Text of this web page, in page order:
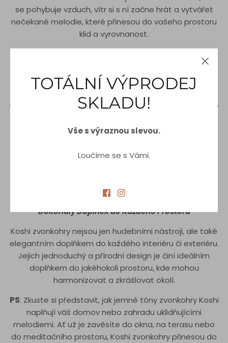
se pohybuje vzduch, vítr si s ní začne hrát a vytvářet
nečekané melodie, které přinesou do vašeho prostoru
klid a vyrovnanost.
Umělecké dílo z přírodních materiálů
také materiály, ze kterých jsou vyrobeny. Každý válec je
který se pro výrobu hudebních nástrojů používá již od
akusticky velmi kvalitní materiál, který přispívá k
zajišťuje jejich dlouhou životnost a krásný vzhled.
Dokonalý Doplněk do Každého Prostoru
Koshi zvonkohry nejsou jen hudebními nástroji, ale také
elegantním doplňkem do každého interiéru či exteriéru.
Jejich jednoduchý a přírodní design je činí ideálním
doplňkem do jakéhokoli prostoru, kde mohou
harmonizovat a zkrášlovat okolí.
PS: Zkuste si představit, jak jemné tóny zvonkohry Koshi
naplňují váš domov nebo zahradu uklidňujícími
melodiemi. Ať už je zavěsíte do okna, na terasu nebo
do meditačního prostoru, Koshi zvonkohry přinesou do
TOTÁLNÍ VÝPRODEJ
SKLADU!
Vše s výraznou slevou.
Loučíme se s Vámi.